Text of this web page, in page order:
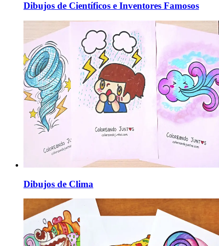
Dibujos de Científicos e Inventores Famosos
Dibujos de Clima